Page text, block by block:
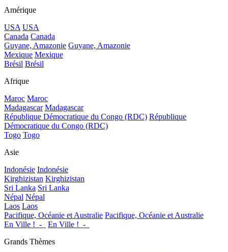
Amérique
USA USA
Canada Canada
Guyane, Amazonie Guyane, Amazonie
Mexique Mexique
Brésil Brésil
Afrique
Maroc Maroc
Madagascar Madagascar
République Démocratique du Congo (RDC) République
Démocratique du Congo (RDC)
Togo Togo
Asie
Indonésie Indonésie
Kirghizistan Kirghizistan
Sri Lanka Sri Lanka
Népal Népal
Laos Laos
Pacifique, Océanie et Australie Pacifique, Océanie et Australie
En Ville !_-_
En Ville !_-_
Grands Thèmes